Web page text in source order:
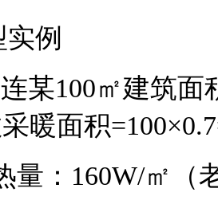
实例
某100㎡建筑
暖面积
量：160W/㎡